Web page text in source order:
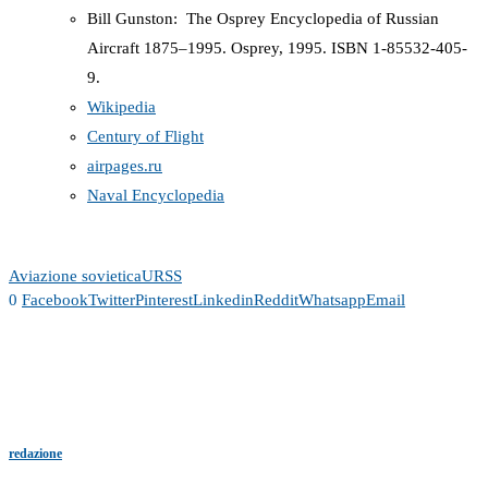
Bill Gunston: The Osprey Encyclopedia of Russian
Aircraft 1875–1995. Osprey, 1995. ISBN 1-85532-405-
9.
Wikipedia
Century of Flight
airpages.ru
Naval Encyclopedia
Aviazione sovieticaURSS
0 FacebookTwitterPinterestLinkedinRedditWhatsappEmail
redazione